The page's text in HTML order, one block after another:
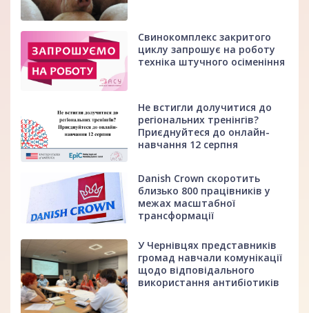
Свинокомплекс закритого
циклу запрошує на роботу
техніка штучного осіменіння
Не встигли долучитися до
регіональних тренінгів?
Приєднуйтеся до онлайн-
навчання 12 серпня
Danish Crown скоротить
близько 800 працівників у
межах масштабної
трансформації
У Чернівцях представників
громад навчали комунікації
щодо відповідального
використання антибіотиків